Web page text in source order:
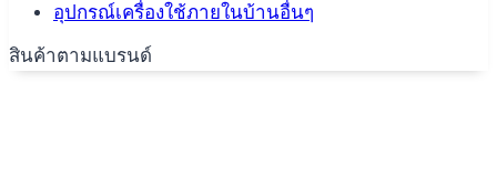
อุปกรณ์เครื่องใช้ภายในบ้านอื่นๆ
สินค้าตามแบรนด์